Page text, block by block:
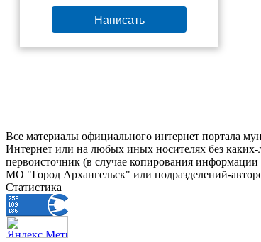
Написать
Все материалы официального интернет портала
Интернет или на любых иных носителях без
первоисточник (в случае копирования
МО "Город Архангельск" или подразделений-
Статистика